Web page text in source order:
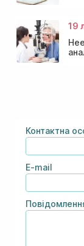
19
Контактна
E-mail